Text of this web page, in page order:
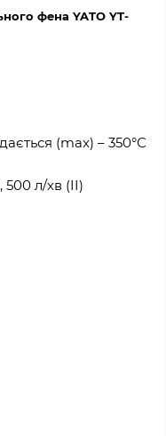
фена YATO YT-
(max) – 350°С
500 л/хв (II)